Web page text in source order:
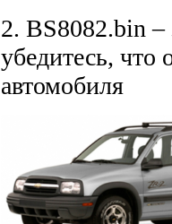
2. BS8082.bin –
убедитесь, что
автомобиля